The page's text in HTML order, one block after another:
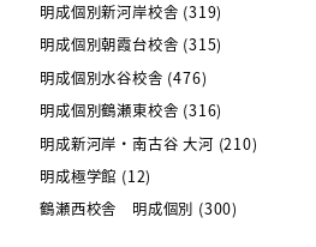
明成個別新河岸校舎 (319)
明成個別朝霞台校舎 (315)
明成個別水谷校舎 (476)
明成個別鶴瀬東校舎 (316)
明成新河岸・南古谷 大河 (210)
明成極学館 (12)
鶴瀬西校舎 明成個別 (300)